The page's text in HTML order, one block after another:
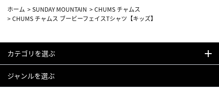
ホーム >SUNDAY MOUNTAIN >CHUMS チャムス
>CHUMS チャムス ブービーフェイスTシャツ【キッズ】
カテゴリを選ぶ
ジャンルを選ぶ